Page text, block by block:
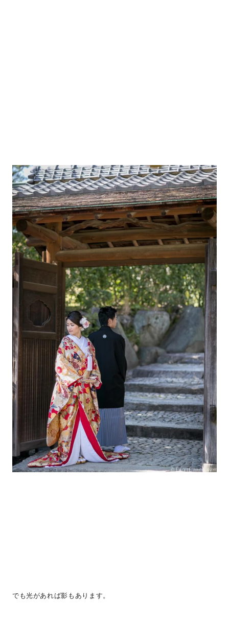
でも光があれば影もあります。